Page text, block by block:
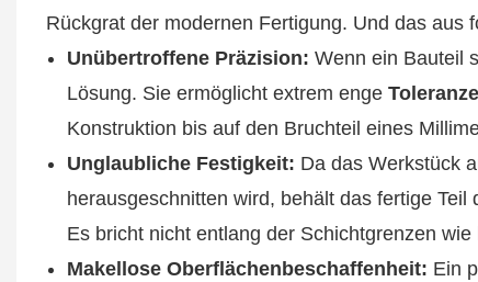
Rückgrat der modernen Fertigung. Und das aus
Unübertroffene Präzision: Wenn ein Bauteil
Lösung. Sie ermöglicht extrem enge
Konstruktion bis auf den Bruchteil eines
Unglaubliche Festigkeit: Da das Werkstück
herausgeschnitten wird, behält das fertige
Es bricht nicht entlang der Schichtgrenzen
Makellose Oberflächenbeschaffenheit: Ein